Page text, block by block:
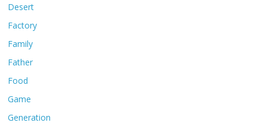
Desert
Factory
Family
Father
Food
Game
Generation